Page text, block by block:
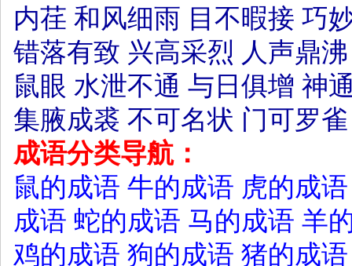
内荏 和风细雨 目不暇接 巧
错落有致 兴高采烈 人声鼎沸
鼠眼 水泄不通 与日俱增 神
集腋成裘 不可名状 门可罗雀
成语分类导航：
鼠的成语 牛的成语 虎的成语
成语 蛇的成语 马的成语 羊
鸡的成语 狗的成语 猪的成语